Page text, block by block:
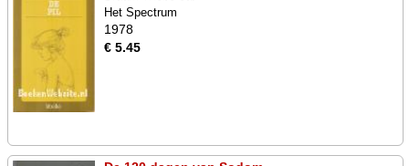
Het Spectrum
1978
€ 5.45